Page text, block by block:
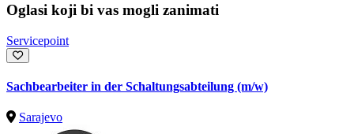
Oglasi koji bi vas mogli zanimati
Servicepoint
Sachbearbeiter in der Schaltungsabteilung (m/w)
Sarajevo